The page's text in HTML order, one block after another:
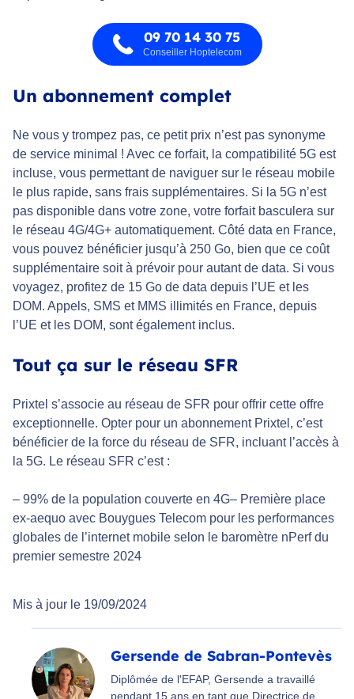
09 70 14 30 75
Conseiller Hoptelecom
Un abonnement complet
Ne vous y trompez pas, ce petit prix n’est pas synonyme
de service minimal ! Avec ce forfait, la compatibilité 5G est
incluse, vous permettant de naviguer sur le réseau mobile
le plus rapide, sans frais supplémentaires. Si la 5G n’est
pas disponible dans votre zone, votre forfait basculera sur
le réseau 4G/4G+ automatiquement. Côté data en France,
vous pouvez bénéficier jusqu’à 250 Go, bien que ce coût
supplémentaire soit à prévoir pour autant de data. Si vous
voyagez, profitez de 15 Go de data depuis l’UE et les
DOM. Appels, SMS et MMS illimités en France, depuis
l’UE et les DOM, sont également inclus.
Tout ça sur le réseau SFR
Prixtel s’associe au réseau de SFR pour offrir cette offre
exceptionnelle. Opter pour un abonnement Prixtel, c’est
bénéficier de la force du réseau de SFR, incluant l’accès à
la 5G. Le réseau SFR c’est :
– 99% de la population couverte en 4G– Première place
ex-aequo avec Bouygues Telecom pour les performances
globales de l’internet mobile selon le baromètre nPerf du
premier semestre 2024
Mis à jour le 19/09/2024
Gersende de Sabran-Pontevès
Diplômée de l'EFAP, Gersende a travaillé
pendant 15 ans en tant que Directrice de